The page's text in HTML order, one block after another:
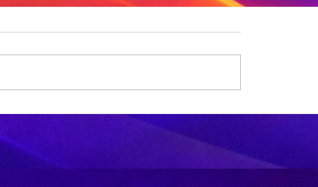
'n Suid-
dokter maak
mediese
geskiedenis
argief is nou
digitaal